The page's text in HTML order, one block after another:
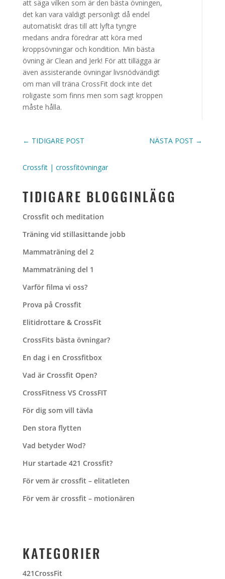
att säga vilken som är den bästa övningen,
det kan vara väldigt personligt då endel
automatiskt dras till att lyfta tyngre
medans andra föredrar att köra med
kroppsövningar och kondition. Min bästa
övning är Clean and Jerk! För att tillägga är
även assisterande övningar livsnödvändigt
om man vill träna CrossFit dock inte det
roligaste som finns men som sagt kroppen
måste hålla.
← TIDIGARE POST NÄSTA POST →
Crossfit| crossfitövningar
TIDIGARE BLOGGINLÄGG
Crossfit och meditation
Träning vid stillasittande jobb
Mammaträning del 2
Mammaträning del 1
Varför filma vi oss?
Prova på Crossfit
Elitidrottare & CrossFit
CrossFits bästa övningar?
En dag i en Crossfitbox
Vad är Crossfit Open?
CrossFitness VS CrossFIT
För dig som vill tävla
Den stora flytten
Vad betyder Wod?
Hur startade 421 Crossfit?
För vem är crossfit – elitatleten
För vem är crossfit – motionären
KATEGORIER
421CrossFit